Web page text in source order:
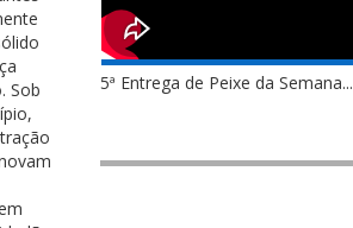
Sob
5ª Entrega de Peixe da Semana...